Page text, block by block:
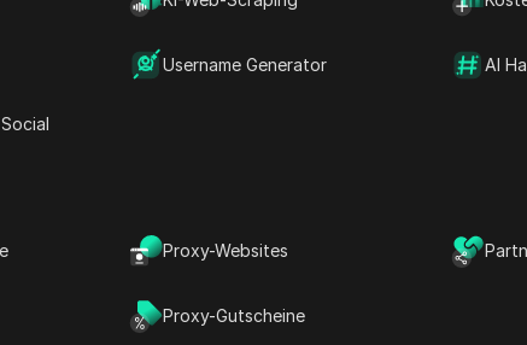
Username Generator AI
Proxy-Websites
Proxy-Gutscheine
Proxy-Netzwerk für nahtloses Web-
gezielte Websites. Das Engagement für
Branchen an der Spitze.
HQ-Standort